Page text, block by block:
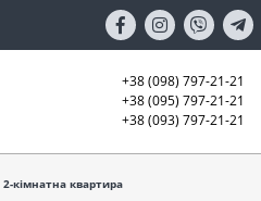
+38 (098) 797-21-21
+38 (095) 797-21-21
+38 (093) 797-21-21
2-кімнатна квартира